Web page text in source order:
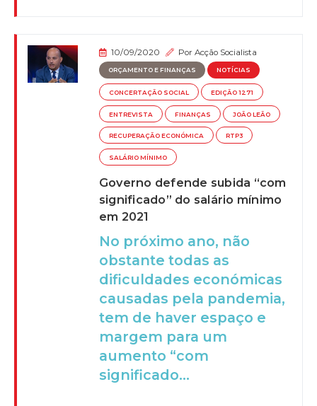
10/09/2020 PorAcção Socialista
ORÇAMENTO E FINANÇAS NOTÍCIAS
CONCERTAÇÃO SOCIAL EDIÇÃO 1271
ENTREVISTA FINANÇAS JOÃO LEÃO
RECUPERAÇÃO ECONÓMICA RTP3
SALÁRIO MÍNIMO
Governo defende subida “com
significado” do salário mínimo
em 2021
No próximo ano, não
obstante todas as
dificuldades económicas
causadas pela pandemia,
tem de haver espaço e
margem para um
aumento “com
significado...